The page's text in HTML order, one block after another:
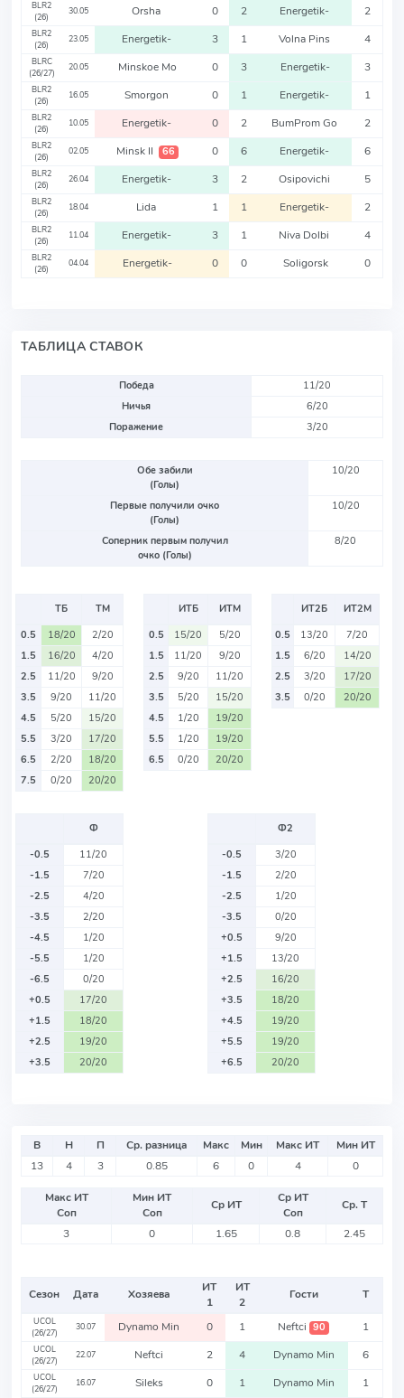
BLR2
(26)
30.05 Orsha 0 2 Energetik- 2
BLR2
(26)
23.05 Energetik- 3 1 Volna Pins 4
BLRC
(26/27)
20.05 Minskoe Mo 0 3 Energetik- 3
BLR2
(26)
16.05 Smorgon 0 1 Energetik- 1
BLR2
(26)
10.05 Energetik- 0 2 BumProm Go 2
BLR2
(26)
02.05 Minsk II 66 0 6 Energetik- 6
BLR2
(26)
26.04 Energetik- 3 2 Osipovichi 5
BLR2
(26)
18.04 Lida 1 1 Energetik- 2
BLR2
(26)
11.04 Energetik- 3 1 Niva Dolbi 4
BLR2
(26)
04.04 Energetik- 0 0 Soligorsk 0
ТАБЛИЦА СТАВОК
Победа
11/20
Ничья
6/20
Поражение
3/20
Обе забили
(Голы)
10/20
Первые получили очко
(Голы)
10/20
Соперник первым получил
очко (Голы)
8/20
ТБ
ТМ
0.5
18/20
2/20
1.5
16/20
4/20
2.5
11/20
9/20
3.5
9/20
11/20
4.5
5/20
15/20
5.5
3/20
17/20
6.5
2/20
18/20
7.5
0/20 20/20
ИТБ
ИТМ
0.5
15/20
5/20
1.5
11/20
9/20
2.5
9/20
11/20
3.5
5/20
15/20
4.5
1/20
19/20
5.5
1/20
19/20
6.5
0/20 20/20
ИТ2Б
ИТ2М
0.5
13/20
7/20
1.5
6/20
14/20
2.5
3/20
17/20
3.5
0/20 20/20
Ф
-0.5
11/20
-1.5
7/20
-2.5
4/20
-3.5
2/20
-4.5
1/20
-5.5
1/20
-6.5
0/20
+0.5
17/20
+1.5
18/20
+2.5
19/20
+3.5
20/20
Ф2
-0.5
3/20
-1.5
2/20
-2.5
1/20
-3.5
0/20
+0.5
9/20
+1.5
13/20
+2.5
16/20
+3.5
18/20
+4.5
19/20
+5.5
19/20
+6.5
20/20
В Н П Ср. разница Макс Мин Макс ИТ
Мин ИТ
13
4 3 0.85 6 0 4 0
Макс ИТ
Соп
Мин ИТ
Соп
Ср ИТ
Ср ИТ
Соп
Ср. Т
3
0 1.65 0.8 2.45
Сезон Дата Хозяева
ИТ
1
ИТ
2
Гости Т
UCOL
(26/27)
30.07 Dynamo Min 0 1 Neftci 90 1
UCOL
(26/27)
22.07 Neftci 2 4 Dynamo Min 6
UCOL
(26/27)
16.07 Sileks 0 1 Dynamo Min 1